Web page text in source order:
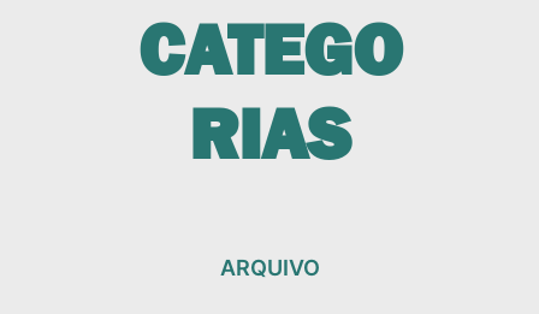
CATEGO
RIAS
ARQUIVO